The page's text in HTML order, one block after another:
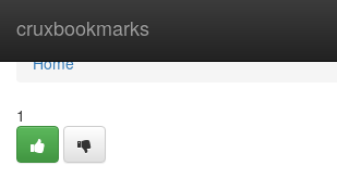
cruxbookmarks
Home
Home
1